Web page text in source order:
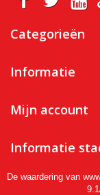
Categorieën
Informatie
Mijn account
Informatie
De waardering van